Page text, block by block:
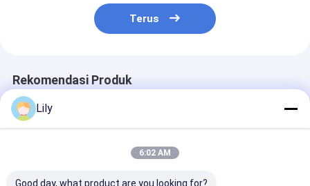
Terus
Rekomendasi Produk
Lily
6:02 AM
Good day, what product are you looking for?